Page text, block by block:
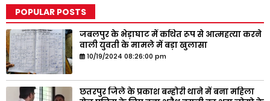
POPULAR POSTS
जबलपुर के भेड़ाघाट में कथित रूप से आत्महत्या करने
वाली युवती के मामले में बड़ा खुलासा
10/19/2024 08:26:00 pm
छतरपुर जिले के प्रकाश बम्होरी थाने में बना महिला